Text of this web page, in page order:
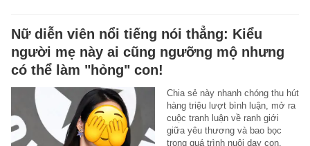
Nữ diễn viên nổi tiếng nói thẳng: Kiểu
người mẹ này ai cũng ngưỡng mộ nhưng
có thể làm "hỏng" con!
Chia sẻ này nhanh chóng thu hút
hàng triệu lượt bình luận, mở ra
cuộc tranh luận về ranh giới
giữa yêu thương và bao bọc
trong quá trình nuôi dạy con.